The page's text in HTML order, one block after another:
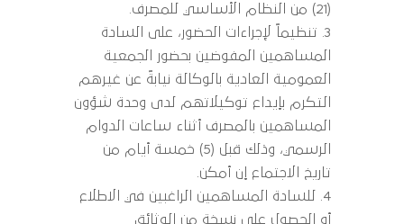
(21) من النظام الأساسي للمصرف.
تنظيماً لإجراءات الحضور، على السادة
المساهمين المفوضين بحضور الجمعية
العمومية العادية بالوكالة نيابةً عن غيرهم
التكرم بإيداع توكيلاتهم لدى وحدة شؤون
المساهمين بالمصرف أثناء ساعات الدوام
الرسمي، وذلك قبل (5) خمسة أيام من
تاريخ الاجتماع إن أمكن.
للسادة المساهمين الراغبين في الاطلاع
أو الحصول على نسخة من الوثائق